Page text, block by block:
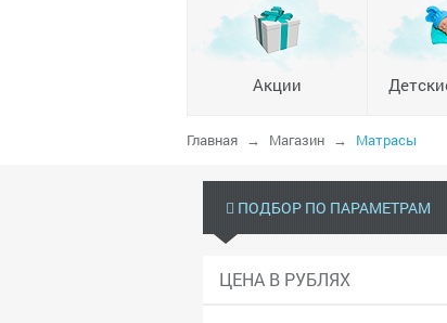
Акции
Главная Магазин Матрасы
ПОДБОР ПО ПАРАМЕТРАМ
ЦЕНА В РУБЛЯХ